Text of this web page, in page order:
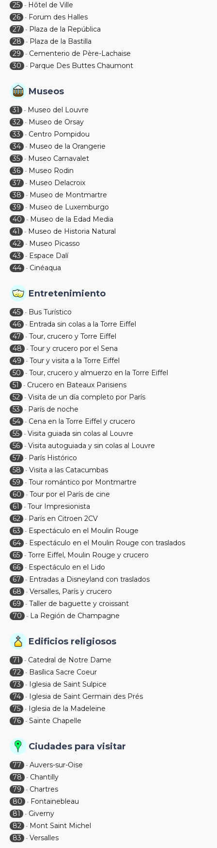
25 - Hôtel de Ville
26 - Forum des Halles
27
- Plaza de la República
28
- Plaza de la Bastilla
29
- Cementerio de Père-Lachaise
30
- Parque Des Buttes Chaumont
Museos
31 - Museo del Louvre
32 - Museo de Orsay
33
- Centro Pompidou
34 - Museo de la Orangerie
35 - Museo Carnavalet
36 - Museo Rodin
37
- Museo Delacroix
38
- Museo de Montmartre
39
- Museo de Luxemburgo
40
- Museo de la Edad Media
41
- Museo de Historia Natural
42 - Museo Picasso
43
- Espace Dalí
44 - Cinéaqua
Entretenimiento
45 - Bus Turístico
46 - Entrada sin colas a la Torre Eiffel
47
- Tour, crucero y Torre Eiffel
48
- Tour y crucero por el Sena
49
- Tour y visita a la Torre Eiffel
50
- Tour, crucero y almuerzo en la Torre Eiffel
51
- Crucero en Bateaux Parisiens
52 - Visita de un día completo por París
53
- París de noche
54 - Cena en la Torre Eiffel y crucero
55 - Visita guiada sin colas al Louvre
56 - Visita autoguiada y sin colas al Louvre
57
- París Histórico
58
- Visita a las Catacumbas
59
- Tour romántico por Montmartre
60
- Tour por el París de cine
61
- Tour Impresionista
62 - París en Citroen 2CV
63
- Espectáculo en el Moulin Rouge
64 - Espectáculo en el Moulin Rouge con traslados
65 - Torre Eiffel, Moulin Rouge y crucero
66 - Espectáculo en el Lido
67
- Entradas a Disneyland con traslados
68
- Versalles, París y crucero
69
- Taller de baguette y croissant
70
- La Región de Champagne
Edificios religiosos
71 - Catedral de Notre Dame
72 - Basílica Sacre Coeur
73
- Iglesia de Saint Sulpice
74 - Iglesia de Saint Germain des Prés
75 - Iglesia de la Madeleine
76 - Sainte Chapelle
Ciudades para visitar
77 - Auvers-sur-Oise
78
- Chantilly
79
- Chartres
80
- Fontainebleau
81
- Giverny
82 - Mont Saint Michel
83
- Versalles